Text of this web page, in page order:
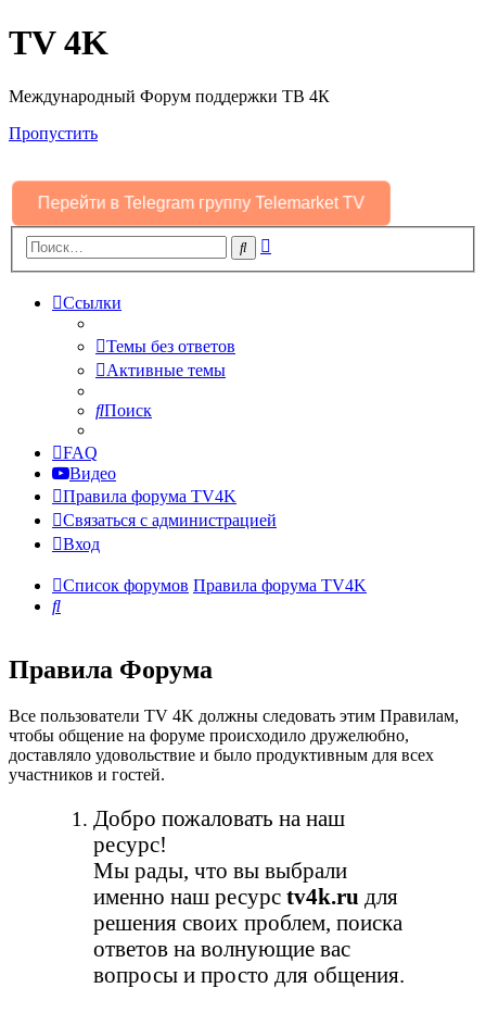
TV 4K
Международный Форум поддержки ТВ 4К
Пропустить
Перейти в Telegram группу Telemarket TV
Поиск
Ссылки
Темы без ответов
Активные темы
Поиск
FAQ
Видео
Правила форума TV4K
Связаться с администрацией
Вход
Список форумов Правила форума TV4K
Поиск
Правила Форума
Все пользователи TV 4K должны следовать этим Правилам,
чтобы общение на форуме происходило дружелюбно,
доставляло удовольствие и было продуктивным для всех
участников и гостей.
Добро пожаловать на наш
ресурс!
Мы рады, что вы выбрали
именно наш ресурсtv4k.ru для
решения своих проблем, поиска
ответов на волнующие вас
вопросы и просто для общения.